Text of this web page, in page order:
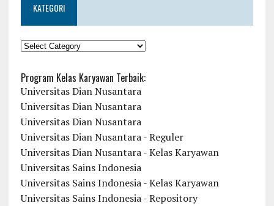
KATEGORI
KATEGORI
Program Kelas Karyawan Terbaik:
Universitas Dian Nusantara
Universitas Dian Nusantara
Universitas Dian Nusantara
Universitas Dian Nusantara - Reguler
Universitas Dian Nusantara - Kelas Karyawan
Universitas Sains Indonesia
Universitas Sains Indonesia - Kelas Karyawan
Universitas Sains Indonesia - Repository